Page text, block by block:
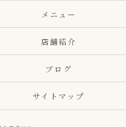
メニュー
店舗紹介
ブログ
サイトマップ